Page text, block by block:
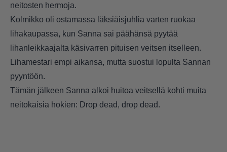
neitosten hermoja.
Kolmikko oli ostamassa läksiäisjuhlia varten ruokaa
lihakaupassa, kun Sanna sai päähänsä pyytää
lihanleikkaajalta käsivarren pituisen veitsen itselleen.
Lihamestari empi aikansa, mutta suostui lopulta Sannan
pyyntöön.
Tämän jälkeen Sanna alkoi huitoa veitsellä kohti muita
neitokaisia hokien: Drop dead, drop dead.